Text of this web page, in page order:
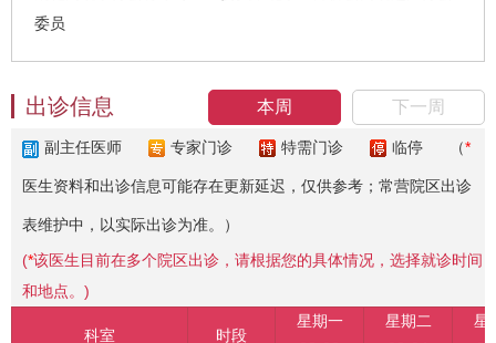
委员
本周 下一周
出诊信息
副主任医师 专家门诊 特需门诊 临停 （*
医生资料和出诊信息可能存在更新延迟，仅供参考；常营院区出诊
表维护中，以实际出诊为准。）
(*该医生目前在多个院区出诊，请根据您的具体情况，选择就诊时间
和地点。)
科室 时段
星期一
星期二
星